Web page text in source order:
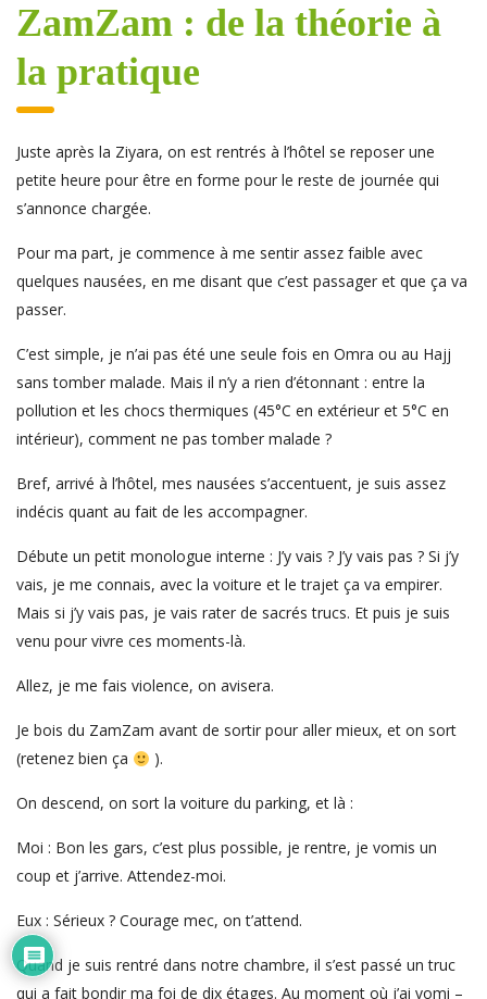
ZamZam : de la théorie à
la pratique
Juste après la Ziyara, on est rentrés à l’hôtel se reposer une
petite heure pour être en forme pour le reste de journée qui
s’annonce chargée.
Pour ma part, je commence à me sentir assez faible avec
quelques nausées, en me disant que c’est passager et que ça va
passer.
C’est simple, je n’ai pas été une seule fois en Omra ou au Hajj
sans tomber malade. Mais il n’y a rien d’étonnant : entre la
pollution et les chocs thermiques (45°C en extérieur et 5°C en
intérieur), comment ne pas tomber malade ?
Bref, arrivé à l’hôtel, mes nausées s’accentuent, je suis assez
indécis quant au fait de les accompagner.
Débute un petit monologue interne : J’y vais ? J’y vais pas ? Si j’y
vais, je me connais, avec la voiture et le trajet ça va empirer.
Mais si j’y vais pas, je vais rater de sacrés trucs. Et puis je suis
venu pour vivre ces moments-là.
Allez, je me fais violence, on avisera.
Je bois du ZamZam avant de sortir pour aller mieux, et on sort
(retenez bien ça
).
On descend, on sort la voiture du parking, et là :
Moi : Bon les gars, c’est plus possible, je rentre, je vomis un
coup et j’arrive. Attendez-moi.
Eux : Sérieux ? Courage mec, on t’attend.
Quand je suis rentré dans notre chambre, il s’est passé un truc
qui a fait bondir ma foi de dix étages. Au moment où j’ai vomi –